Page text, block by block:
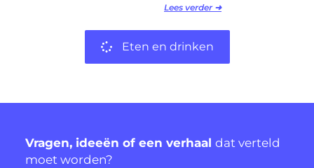
Lees verder ➜
Eten en drinken
Vragen, ideeën of een verhaal dat verteld
moet worden?